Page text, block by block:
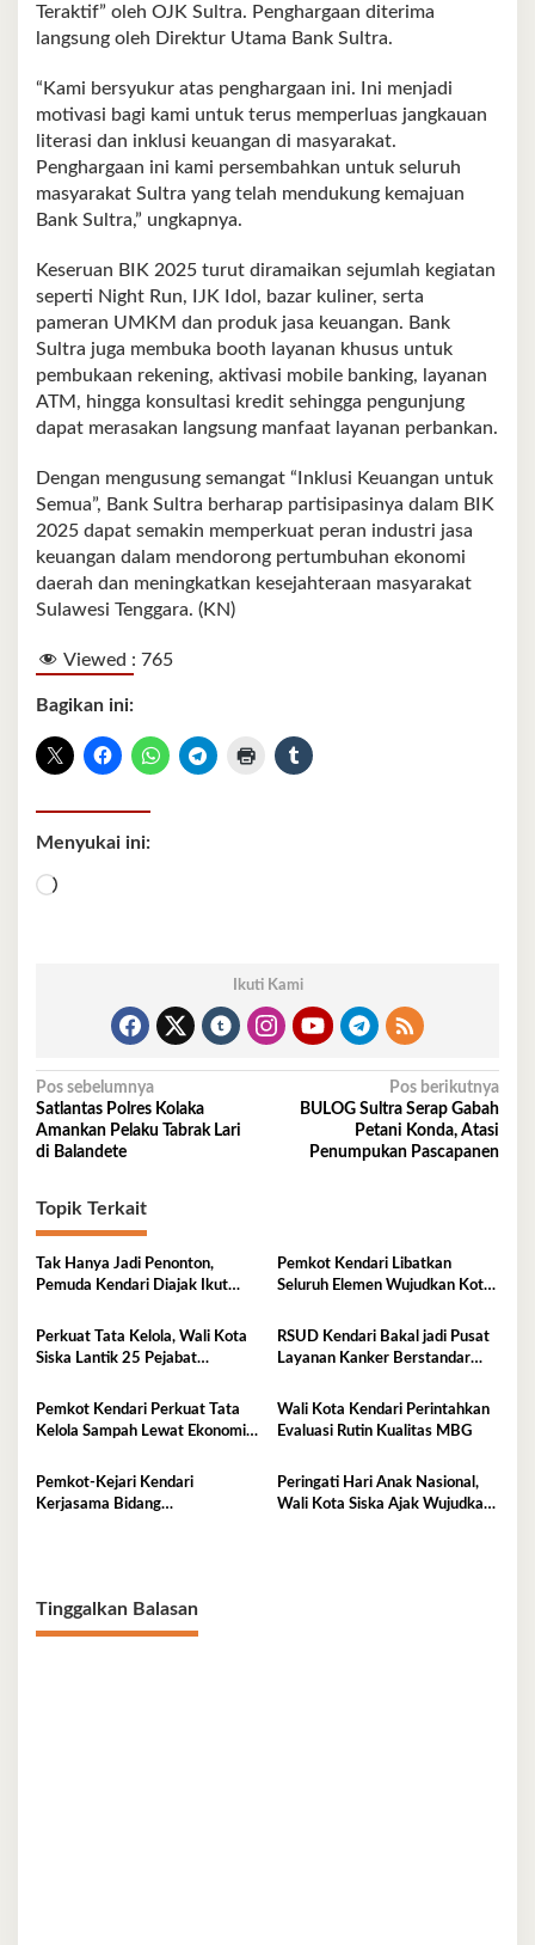
Teraktif” oleh OJK Sultra. Penghargaan diterima
langsung oleh Direktur Utama Bank Sultra.
“Kami bersyukur atas penghargaan ini. Ini menjadi
motivasi bagi kami untuk terus memperluas jangkauan
literasi dan inklusi keuangan di masyarakat.
Penghargaan ini kami persembahkan untuk seluruh
masyarakat Sultra yang telah mendukung kemajuan
Bank Sultra,” ungkapnya.
Keseruan BIK 2025 turut diramaikan sejumlah kegiatan
seperti Night Run, IJK Idol, bazar kuliner, serta
pameran UMKM dan produk jasa keuangan. Bank
Sultra juga membuka booth layanan khusus untuk
pembukaan rekening, aktivasi mobile banking, layanan
ATM, hingga konsultasi kredit sehingga pengunjung
dapat merasakan langsung manfaat layanan perbankan.
Dengan mengusung semangat “Inklusi Keuangan untuk
Semua”, Bank Sultra berharap partisipasinya dalam BIK
2025 dapat semakin memperkuat peran industri jasa
keuangan dalam mendorong pertumbuhan ekonomi
daerah dan meningkatkan kesejahteraan masyarakat
Sulawesi Tenggara. (KN)
Viewed : 765
Bagikan ini:
Menyukai ini:
Memuat...
Ikuti Kami
Navigasi
pos
Pos sebelumnya
Satlantas Polres Kolaka
Amankan Pelaku Tabrak Lari
di Balandete
Pos berikutnya
BULOG Sultra Serap Gabah
Petani Konda, Atasi
Penumpukan Pascapanen
Topik Terkait
Tak Hanya Jadi Penonton,
Pemuda Kendari Diajak Ikut
Pemkot Kendari Libatkan
Seluruh Elemen Wujudkan Kota
Perkuat Tata Kelola, Wali Kota
Siska Lantik 25 Pejabat
RSUD Kendari Bakal jadi Pusat
Layanan Kanker Berstandar
Pemkot Kendari Perkuat Tata
Kelola Sampah Lewat Ekonomi
Wali Kota Kendari Perintahkan
Evaluasi Rutin Kualitas MBG
Pemkot-Kejari Kendari
Kerjasama Bidang
Peringati Hari Anak Nasional,
Wali Kota Siska Ajak Wujudkan
Tinggalkan Balasan